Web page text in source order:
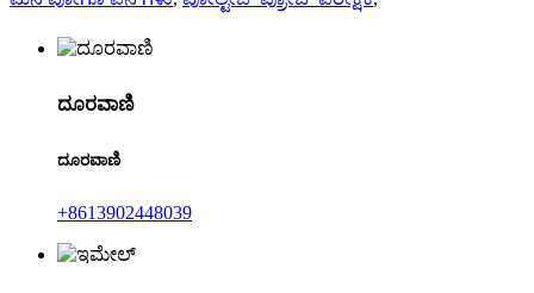
ದೂರವಾಣಿ
ದೂರವಾಣಿ
+8613902448039